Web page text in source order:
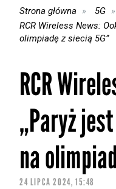
Strona główna
5G
RCR Wireless News:
olimpiadę z siecią 5G”
RCR
„Paryż
na
24 LIPCA 2024, 15:48